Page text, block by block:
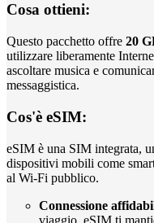
Cosa ottieni:
Questo pacchetto offre 20
utilizzare liberamente
ascoltare musica e
messaggistica.
Cos'è eSIM:
eSIM è una SIM integrata,
dispositivi mobili come
al Wi-Fi pubblico.
Connessione
viaggio. eSIM ti